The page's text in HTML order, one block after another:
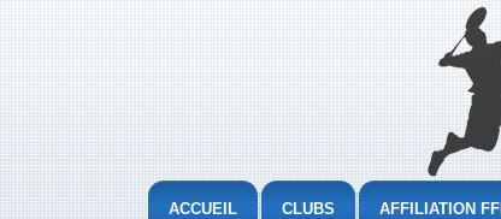
ACCUEIL CLUBS AFFILIATION